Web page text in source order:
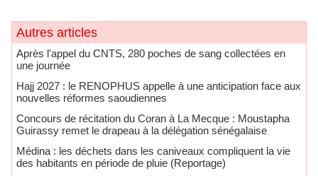
Autres articles
Après l'appel du CNTS, 280 poches de sang collectées en
une journée
Hajj 2027 : le RENOPHUS appelle à une anticipation face aux
nouvelles réformes saoudiennes
Concours de récitation du Coran à La Mecque : Moustapha
Guirassy remet le drapeau à la délégation sénégalaise
Médina : les déchets dans les caniveaux compliquent la vie
des habitants en période de pluie (Reportage)